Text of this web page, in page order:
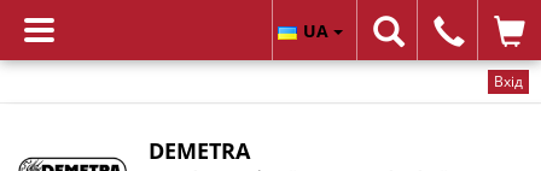
Вхід
DEMETRA
UA